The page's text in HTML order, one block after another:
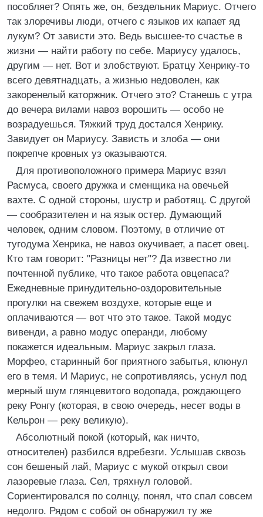
пособляет? Опять же, он, бездельник Мариус. Отчего
так злоречивы люди, отчего с языков их капает яд
лукум? От зависти это. Ведь высшее-то счастье в
жизни — найти работу по себе. Мариусу удалось,
другим — нет. Вот и злобствуют. Братцу Хенрику-то
всего девятнадцать, а жизнью недоволен, как
закоренелый каторжник. Отчего это? Станешь с утра
до вечера вилами навоз ворошить — особо не
возрадуешься. Тяжкий труд достался Хенрику.
Завидует он Мариусу. Зависть и злоба — они
покрепче кровных уз оказываются.
Для противоположного примера Мариус взял
Расмуса, своего дружка и сменщика на овечьей
вахте. С одной стороны, шустр и работящ. С другой
— сообразителен и на язык остер. Думающий
человек, одним словом. Поэтому, в отличие от
тугодума Хенрика, не навоз окучивает, а пасет овец.
Кто там говорит: "Разницы нет"? Да известно ли
почтенной публике, что такое работа овцепаса?
Ежедневные принудительно-оздоровительные
прогулки на свежем воздухе, которые еще и
оплачиваются — вот что это такое. Такой модус
вивенди, а равно модус операнди, любому
покажется идеальным. Мариус закрыл глаза.
Морфео, старинный бог приятного забытья, клюнул
его в темя. И Мариус, не сопротивляясь, уснул под
мерный шум глянцевитого водопада, рождающего
реку Ронгу (которая, в свою очередь, несет воды в
Кельрон — реку великую).
Абсолютный покой (который, как ничто,
относителен) разбился вдребезги. Услышав сквозь
сон бешеный лай, Мариус с мукой открыл свои
лазоревые глаза. Сел, тряхнул головой.
Сориентировался по солнцу, понял, что спал совсем
недолго. Рядом с собой он обнаружил ту же